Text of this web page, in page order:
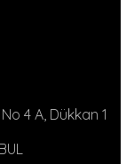
4 A, Dükkan 1